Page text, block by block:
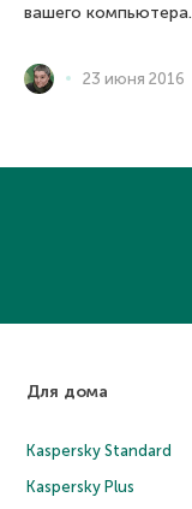
вашего компьютера.
23 июня 2016
Для дома
Kaspersky Standard
Kaspersky Plus